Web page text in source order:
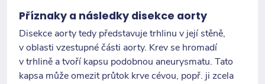
Příznaky a následky disekce aorty
Disekce aorty tedy představuje trhlinu v její stěně,
v oblasti vzestupné části aorty. Krev se hromadí
v trhlině a tvoří kapsu podobnou aneurysmatu. Tato
kapsa může omezit průtok krve cévou, popř. ji zcela